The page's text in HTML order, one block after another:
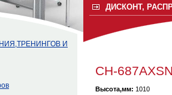
И
ДИСКОНТ,
CH-
Высота,мм: 1010